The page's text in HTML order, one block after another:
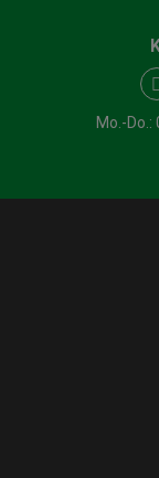
Mo.-Do.: